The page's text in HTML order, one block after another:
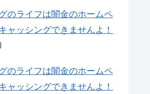
のライフは闇金のホームペ
ャッシングできませんよ！
のライフは闇金のホームペ
ャッシングできませんよ！